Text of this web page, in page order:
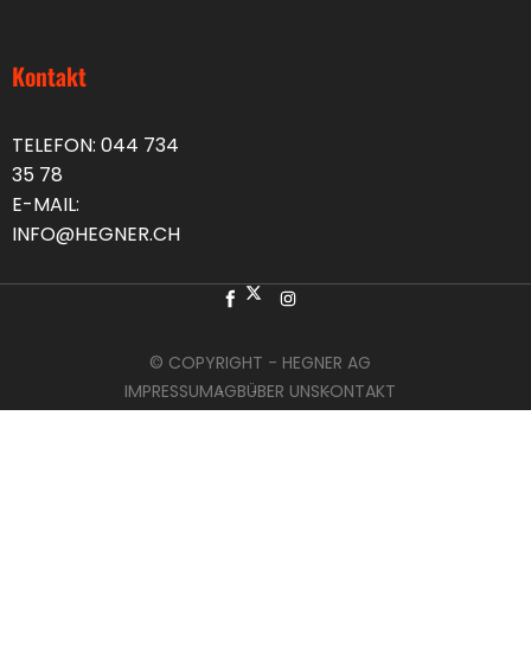
Kontakt
TELEFON: 044 734
35 78
E-MAIL:
INFO@HEGNER.CH
© COPYRIGHT - HEGNER AG
IMPRESSUMAGBÜBER UNSKONTAKT